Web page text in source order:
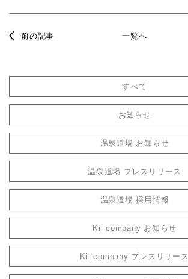
前の記事 一覧へ
すべて
お知らせ
温泉道場 お知らせ
温泉道場 プレスリリース
温泉道場 採用情報
Kii company お知らせ
Kii company プレスリリース